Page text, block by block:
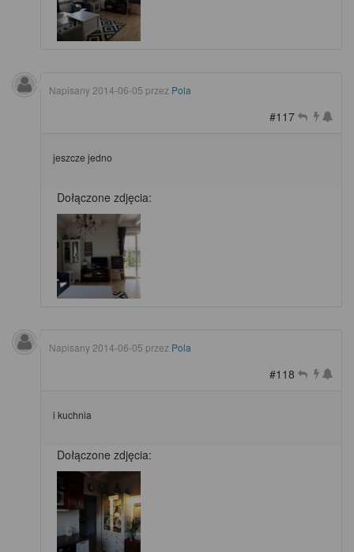
Napisany 2014-06-05 przez Pola
#117
jeszcze jedno
Dołączone zdjęcia:
Napisany 2014-06-05 przez Pola
#118
i kuchnia
Dołączone zdjęcia: